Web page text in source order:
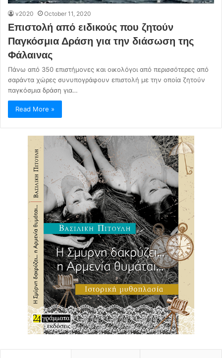
v2020 October 11, 2020
Επιστολή από ειδικούς που ζητούν
Παγκόσμια Δράση για την διάσωση της
Φάλαινας
Πάνω από 350 επιστήμονες και οικολόγοι από περισσότερες από
σαράντα χώρες συνυπογράφουν επιστολή με την οποία ζητούν
παγκόσμια δράση για…
Read More »